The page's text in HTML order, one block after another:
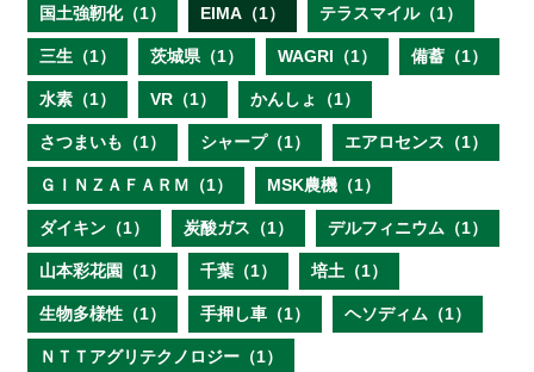
国土強靭化（1） EIMA（1） テラスマイル（1）
三生（1） 茨城県（1） WAGRI（1） 備蓄（1）
水素（1） VR（1） かんしょ（1）
さつまいも（1） シャープ（1） エアロセンス（1）
ＧＩＮＺＡＦＡＲＭ（1） MSK農機（1）
ダイキン（1） 炭酸ガス（1） デルフィニウム（1）
山本彩花園（1） 千葉（1） 培土（1）
生物多様性（1） 手押し車（1） ヘソディム（1）
ＮＴＴアグリテクノロジー（1）